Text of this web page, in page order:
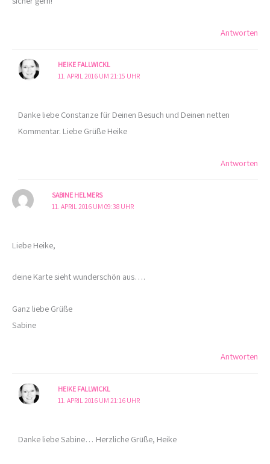
Antworten
HEIKE FALLWICKL
11. APRIL 2016 UM 21:15 UHR
Danke liebe Constanze für Deinen Besuch und Deinen netten
Kommentar. Liebe Grüße Heike
Antworten
SABINE HELMERS
11. APRIL 2016 UM 09:38 UHR
Liebe Heike,
deine Karte sieht wunderschön aus….
Ganz liebe Grüße
Sabine
Antworten
HEIKE FALLWICKL
11. APRIL 2016 UM 21:16 UHR
Danke liebe Sabine… Herzliche Grüße, Heike